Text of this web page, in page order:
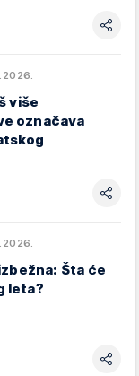
više
označava
Šta će
leta?